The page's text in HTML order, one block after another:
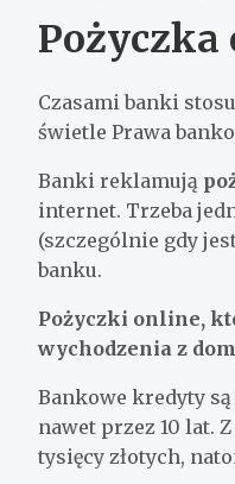
Czasami banki
świetle Prawa
Banki reklamują
internet. Trzeba
(szczególnie gdy
banku.
Pożyczki online,
wychodzenia z
Bankowe kredyty
nawet przez 10 lat.
tysięcy złotych,